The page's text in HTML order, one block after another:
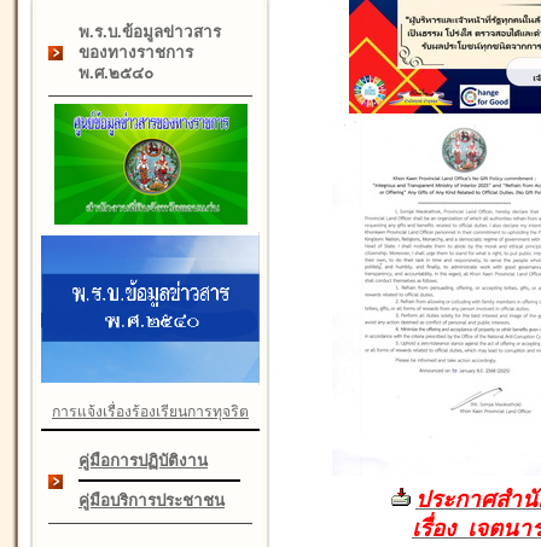
พ.ร.บ.ข้อมูลข่าวสาร
ของทางราชการ
พ.ศ.๒๕๔๐
การแจ้งเรื่องร้องเรียนการทุจริต
คู่มือการปฏิบัติงาน
คู่มือบริการประชาชน
ประกาศสำ
เรื่อง เจตน